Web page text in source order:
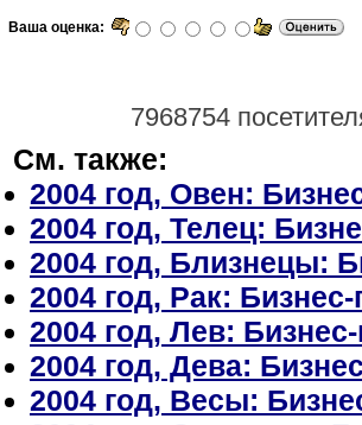
Ваша оценка:
7968754
См. также:
2004 год, Овен:
2004 год, Телец:
2004 год, Близнецы:
2004 год, Рак: Бизнес-
2004 год, Лев:
2004 год, Дева:
2004 год, Весы: